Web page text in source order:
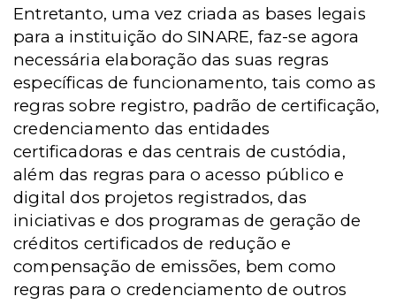
Entretanto, uma vez criada as bases legais
para a instituição do SINARE, faz-se agora
necessária elaboração das suas regras
específicas de funcionamento, tais como as
regras sobre registro, padrão de certificação,
credenciamento das entidades
certificadoras e das centrais de custódia,
além das regras para o acesso público e
digital dos projetos registrados, das
iniciativas e dos programas de geração de
créditos certificados de redução e
compensação de emissões, bem como
regras para o credenciamento de outros